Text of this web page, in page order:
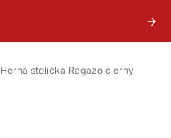
Herná stolička Ragazo čierny